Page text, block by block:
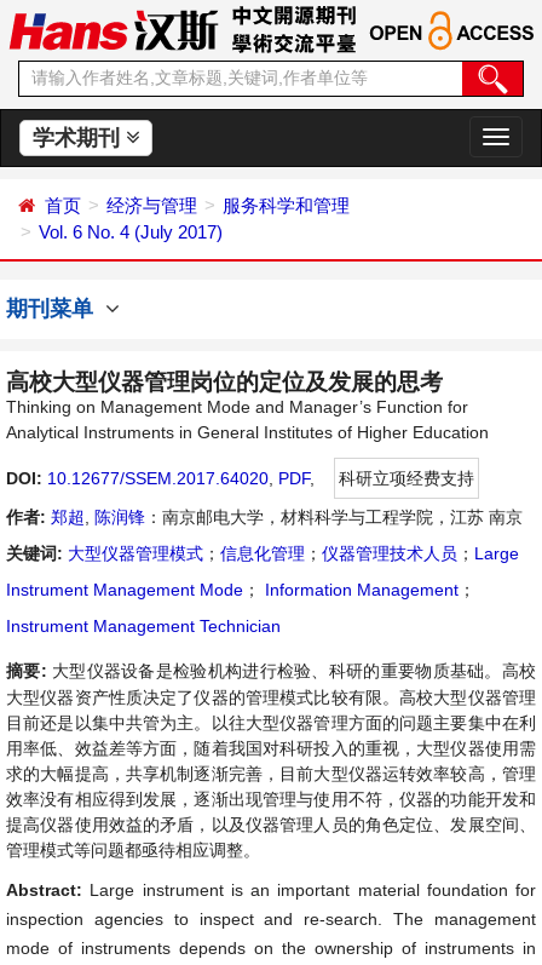
学术期刊
切
换
首页 经济与管理
服务科学和管理
Vol. 6 No. 4 (July 2017)
期刊菜单
高校大型仪器管理岗位的定位及发展的思考
Thinking on Management Mode and Manager’s Function for
Analytical Instruments in General Institutes of Higher Education
DOI: 10.12677/SSEM.2017.64020 PDF,
科研立项经费支持
作者: 郑超 陈润锋 ：南京邮电大学，材料科学与工程学院，江苏 南京
关键词: 大型仪器管理模式 ； 信息化管理 ； 仪器管理技术人员 ； Large
Instrument Management Mode ； Information Management ；
Instrument Management Technician
摘要: 大型仪器设备是检验机构进行检验、科研的重要物质基础。高校
大型仪器资产性质决定了仪器的管理模式比较有限。高校大型仪器管理
目前还是以集中共管为主。以往大型仪器管理方面的问题主要集中在利
用率低、效益差等方面，随着我国对科研投入的重视，大型仪器使用需
求的大幅提高，共享机制逐渐完善，目前大型仪器运转效率较高，管理
效率没有相应得到发展，逐渐出现管理与使用不符，仪器的功能开发和
提高仪器使用效益的矛盾，以及仪器管理人员的角色定位、发展空间、
管理模式等问题都亟待相应调整。
Abstract: Large instrument is an important material foundation for
inspection agencies to inspect and re-search. The management
mode of instruments depends on the ownership of instruments in